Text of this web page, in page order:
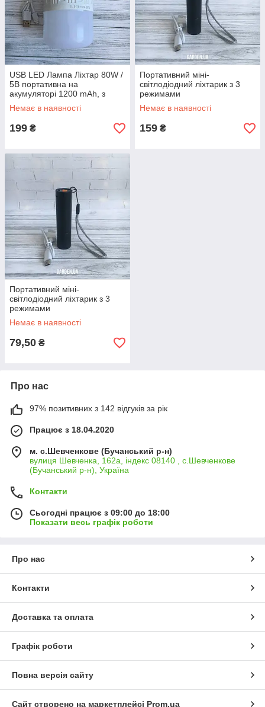
USB LED Лампа Ліхтар 80W /
5В портативна на
акумуляторі 1200 mAh, з
підвісом та зарядкою біла
Акція
Немає в наявності
199 ₴
Портативний міні-
світлодіодний ліхтарик з 3
режимами
перезаряджуваний чорний
Немає в наявності
159 ₴
Портативний міні-
світлодіодний ліхтарик з 3
режимами
перезаряджуваний чорний.
Причина уцінки - невеликі
Немає в наявності
79,50 ₴
Про нас
97% позитивних з 142 відгуків за рік
Працює з 18.04.2020
м. с.Шевченкове (Бучанський р-н)
вулиця Шевченка, 162а, індекс 08140 , с.Шевченкове
(Бучанський р-н), Україна
Контакти
Сьогодні працює з 09:00 до 18:00
Показати весь графік роботи
Про нас
Контакти
Доставка та оплата
Графік роботи
Повна версія сайту
Сайт створено на маркетплейсі Prom.ua